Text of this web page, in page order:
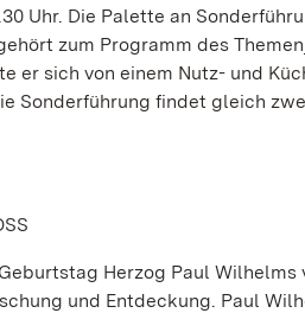
Uhr. Die Palette an
zum Programm des
er sich von einem Nutz- und
Sonderführung findet gleich
Herzog Paul
und Entdeckung. Paul